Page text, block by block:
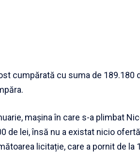
cumpărată cu suma de 189.180
mașina în care s-a plimbat
de lei, însă nu a existat nicio
licitație, care a pornit de la